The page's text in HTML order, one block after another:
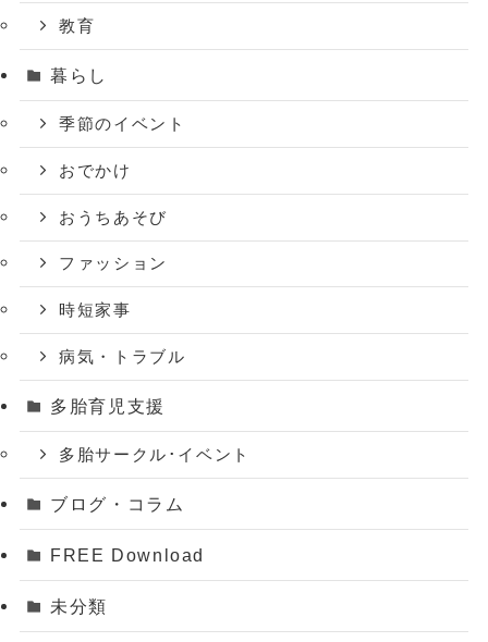
教育
暮らし
季節のイベント
おでかけ
おうちあそび
ファッション
時短家事
病気・トラブル
多胎育児支援
多胎サークル･イベント
ブログ・コラム
FREE Download
未分類